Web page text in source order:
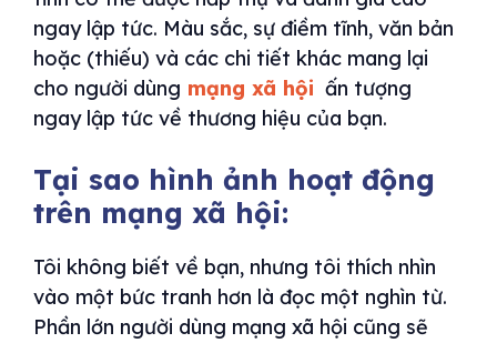
ngay lập tức. Màu sắc, sự điềm tĩnh, văn bản
hoặc (thiếu) và các chi tiết khác mang lại
cho người dùng mạng xã hội ấn tượng
ngay lập tức về thương hiệu của bạn.
Tại sao hình ảnh hoạt động
trên mạng xã hội:
Tôi không biết về bạn, nhưng tôi thích nhìn
vào một bức tranh hơn là đọc một nghìn từ.
Phần lớn người dùng mạng xã hội cũng sẽ